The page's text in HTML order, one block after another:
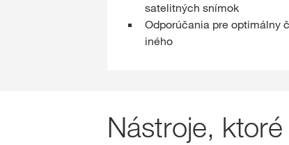
satelitných snímok
Odporúčania pre optimálny
iného
Nástroje,